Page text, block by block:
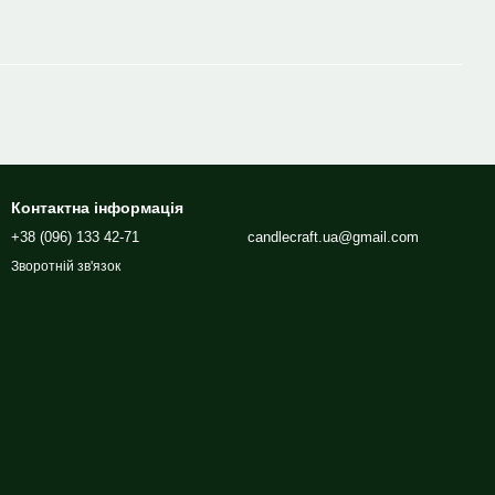
Контактна інформація
+38 (096) 133 42-71
Зворотній зв'язок
candlecraft.ua@gmail.com